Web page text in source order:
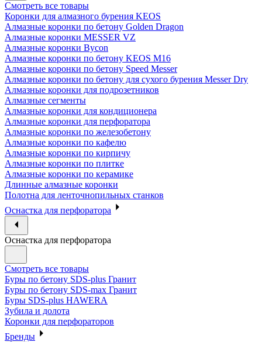
Смотреть все товары
Коронки для алмазного бурения KEOS
Алмазные коронки по бетону Golden Dragon
Алмазные коронки MESSER VZ
Алмазные коронки Bycon
Алмазные коронки по бетону KEOS M16
Алмазные коронки по бетону Speed Messer
Алмазные коронки по бетону для сухого бурения Messer Dry
Алмазные коронки для подрозетников
Алмазные сегменты
Алмазные коронки для кондиционера
Алмазные коронки для перфоратора
Алмазные коронки по железобетону
Алмазные коронки по кафелю
Алмазные коронки по кирпичу
Алмазные коронки по плитке
Алмазные коронки по керамике
Длинные алмазные коронки
Полотна для ленточнопильных станков
Оснастка для перфоратора
Оснастка для перфоратора
Смотреть все товары
Буры по бетону SDS-plus Гранит
Буры по бетону SDS-max Гранит
Буры SDS-plus HAWERA
Зубила и долота
Коронки для перфораторов
Бренды